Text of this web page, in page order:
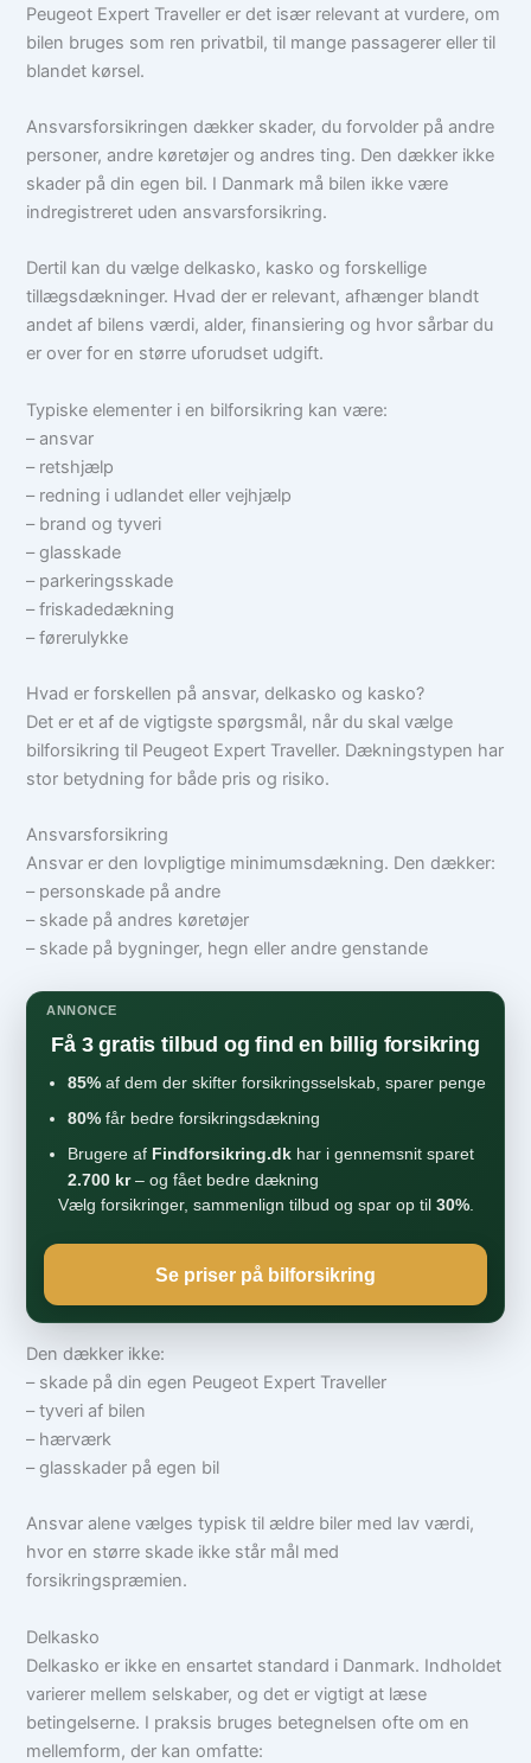
Peugeot Expert Traveller er det især relevant at vurdere, om
bilen bruges som ren privatbil, til mange passagerer eller til
blandet kørsel.
Ansvarsforsikringen dækker skader, du forvolder på andre
personer, andre køretøjer og andres ting. Den dækker ikke
skader på din egen bil. I Danmark må bilen ikke være
indregistreret uden ansvarsforsikring.
Dertil kan du vælge delkasko, kasko og forskellige
tillægsdækninger. Hvad der er relevant, afhænger blandt
andet af bilens værdi, alder, finansiering og hvor sårbar du
er over for en større uforudset udgift.
Typiske elementer i en bilforsikring kan være:
– ansvar
– retshjælp
– redning i udlandet eller vejhjælp
– brand og tyveri
– glasskade
– parkeringsskade
– friskadedækning
– førerulykke
Hvad er forskellen på ansvar, delkasko og kasko?
Det er et af de vigtigste spørgsmål, når du skal vælge
bilforsikring til Peugeot Expert Traveller. Dækningstypen har
stor betydning for både pris og risiko.
Ansvarsforsikring
Ansvar er den lovpligtige minimumsdækning. Den dækker:
– personskade på andre
– skade på andres køretøjer
– skade på bygninger, hegn eller andre genstande
ANNONCE
Få 3 gratis tilbud og find en billig forsikring
85% af dem der skifter forsikringsselskab, sparer penge
80% får bedre forsikringsdækning
Brugere af Findforsikring.dk har i gennemsnit sparet
2.700 kr– og fået bedre dækning
Vælg forsikringer, sammenlign tilbud og spar op til 30%.
Se priser på bilforsikring
Den dækker ikke:
– skade på din egen Peugeot Expert Traveller
– tyveri af bilen
– hærværk
– glasskader på egen bil
Ansvar alene vælges typisk til ældre biler med lav værdi,
hvor en større skade ikke står mål med
forsikringspræmien.
Delkasko
Delkasko er ikke en ensartet standard i Danmark. Indholdet
varierer mellem selskaber, og det er vigtigt at læse
betingelserne. I praksis bruges betegnelsen ofte om en
mellemform, der kan omfatte: